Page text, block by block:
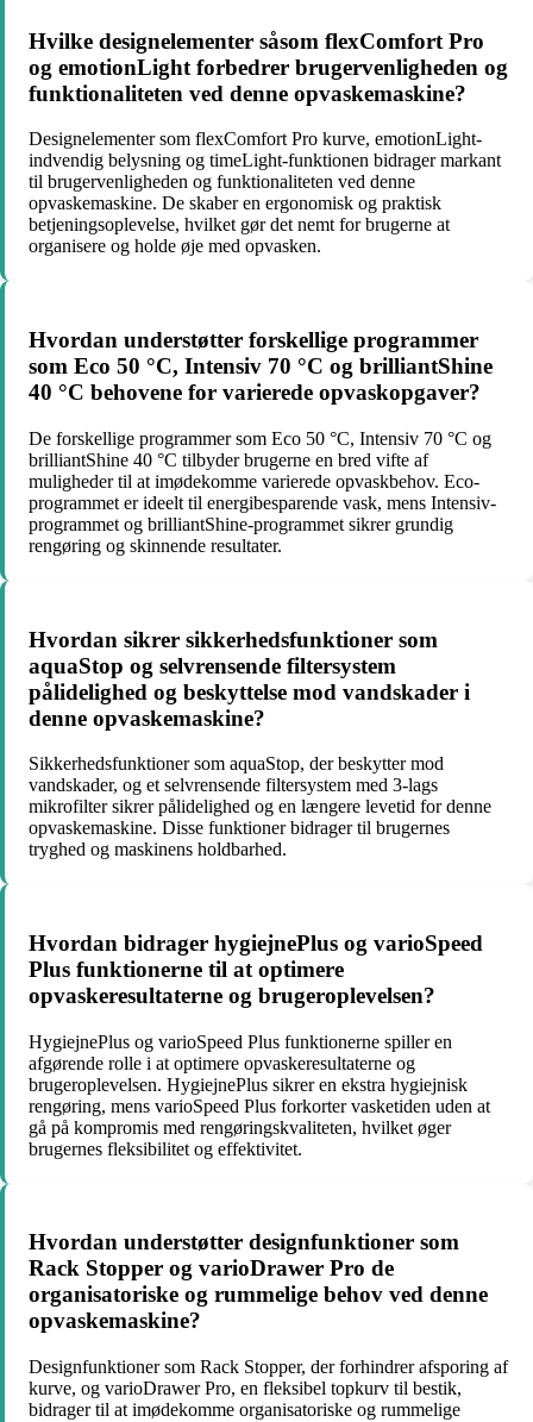
Hvilke designelementer såsom flexComfort Pro
og emotionLight forbedrer brugervenligheden og
funktionaliteten ved denne opvaskemaskine?
Designelementer som flexComfort Pro kurve, emotionLight-
indvendig belysning og timeLight-funktionen bidrager markant
til brugervenligheden og funktionaliteten ved denne
opvaskemaskine. De skaber en ergonomisk og praktisk
betjeningsoplevelse, hvilket gør det nemt for brugerne at
organisere og holde øje med opvasken.
Hvordan understøtter forskellige programmer
som Eco 50 °C, Intensiv 70 °C og brilliantShine
40 °C behovene for varierede opvaskopgaver?
De forskellige programmer som Eco 50 °C, Intensiv 70 °C og
brilliantShine 40 °C tilbyder brugerne en bred vifte af
muligheder til at imødekomme varierede opvaskbehov. Eco-
programmet er ideelt til energibesparende vask, mens Intensiv-
programmet og brilliantShine-programmet sikrer grundig
rengøring og skinnende resultater.
Hvordan sikrer sikkerhedsfunktioner som
aquaStop og selvrensende filtersystem
pålidelighed og beskyttelse mod vandskader i
denne opvaskemaskine?
Sikkerhedsfunktioner som aquaStop, der beskytter mod
vandskader, og et selvrensende filtersystem med 3-lags
mikrofilter sikrer pålidelighed og en længere levetid for denne
opvaskemaskine. Disse funktioner bidrager til brugernes
tryghed og maskinens holdbarhed.
Hvordan bidrager hygiejnePlus og varioSpeed
Plus funktionerne til at optimere
opvaskeresultaterne og brugeroplevelsen?
HygiejnePlus og varioSpeed Plus funktionerne spiller en
afgørende rolle i at optimere opvaskeresultaterne og
brugeroplevelsen. HygiejnePlus sikrer en ekstra hygiejnisk
rengøring, mens varioSpeed Plus forkorter vasketiden uden at
gå på kompromis med rengøringskvaliteten, hvilket øger
brugernes fleksibilitet og effektivitet.
Hvordan understøtter designfunktioner som
Rack Stopper og varioDrawer Pro de
organisatoriske og rummelige behov ved denne
opvaskemaskine?
Designfunktioner som Rack Stopper, der forhindrer afsporing af
kurve, og varioDrawer Pro, en fleksibel topkurv til bestik,
bidrager til at imødekomme organisatoriske og rummelige